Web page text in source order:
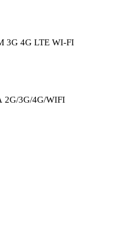
4G LTE WI-FI
3G/4G/WIFI